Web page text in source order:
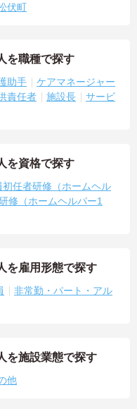
伏町
を職種で探す
助手
ケアマネージャー
責任者 施設長
サービ
を資格で探す
初任者研修（ホームヘル
修（ホームヘルパー1
を雇用形態で探す
非常勤・パート・アル
を施設業態で探す
他